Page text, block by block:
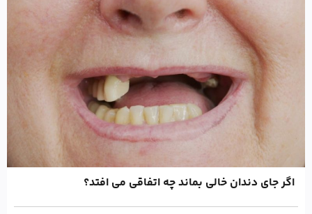
اگر جای دندان خالی بماند چه اتفاقی می افتد؟